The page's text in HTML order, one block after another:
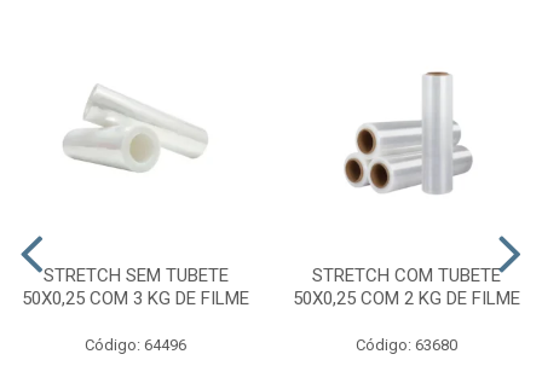
STRETCH SEM TUBETE
50X0,25 COM 3 KG DE FILME
Código: 64496
STRETCH COM TUBETE
50X0,25 COM 2 KG DE FILME
Código: 63680